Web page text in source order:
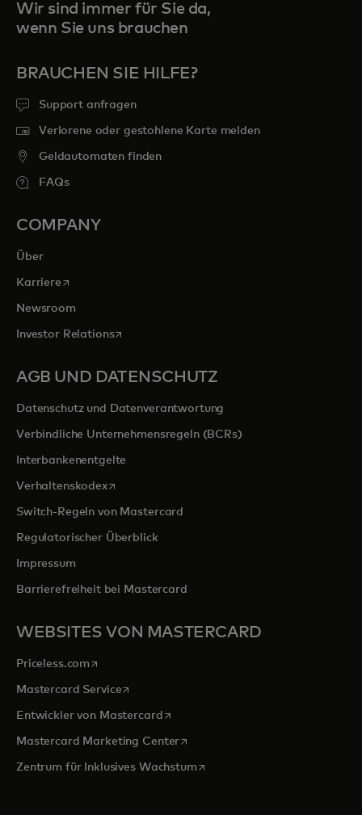
Wir sind immer für Sie da,
wenn Sie uns brauchen
BRAUCHEN SIE HILFE?
Support anfragen
Verlorene oder gestohlene Karte melden
Geldautomaten finden
FAQs
COMPANY
Über
Karrierewird in einer neuen Registerkarte geöffnet
Newsroom
Investor Relationswird in einer neuen Registerkarte geöffnet
AGB UND DATENSCHUTZ
Datenschutz und Datenverantwortung
Verbindliche Unternehmensregeln (BCRs)
Interbankenentgelte
Verhaltenskodexwird in einer neuen Registerkarte geöffnet
Switch-Regeln von Mastercard
Regulatorischer Überblick
Impressum
Barrierefreiheit bei Mastercard
WEBSITES VON MASTERCARD
Priceless.com wird in einer neuen Registerkarte geöffnet
Mastercard Servicewird in einer neuen Registerkarte geöffnet
Entwickler von Mastercardwird in einer neuen Registerkarte
Mastercard Marketing Centerwird in einer neuen
Zentrum für Inklusives Wachstumwird in einer neuen